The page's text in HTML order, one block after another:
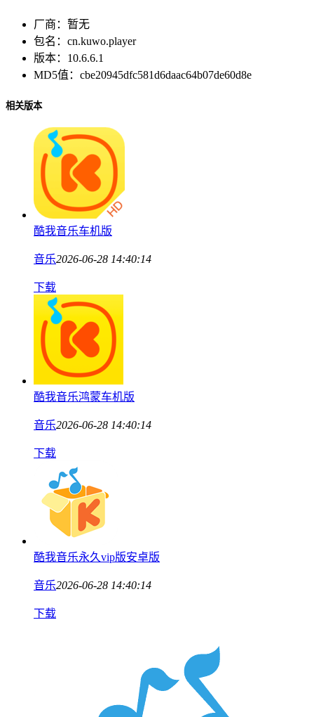
厂商： 暂无
包名： cn.kuwo.player
版本： 10.6.6.1
MD5值： cbe20945dfc581d6daac64b07de60d8e
相关版本
酷我音乐车机版
音乐2026-06-28 14:40:14
下载
酷我音乐鸿蒙车机版
音乐2026-06-28 14:40:14
下载
酷我音乐永久vip版安卓版
音乐2026-06-28 14:40:14
下载